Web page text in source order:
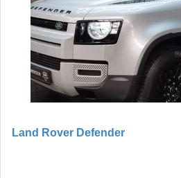
Land Rover Defender